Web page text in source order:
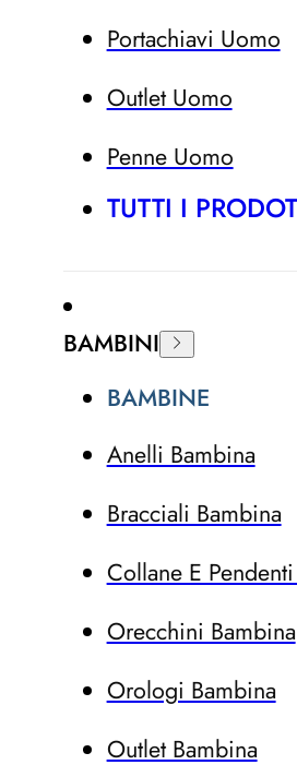
Portachiavi Uomo
Outlet Uomo
Penne Uomo
TUTTI I
BAMBINI
BAMBINE
Anelli Bambina
Bracciali Bambina
Collane E
Orecchini Bambina
Orologi Bambina
Outlet Bambina